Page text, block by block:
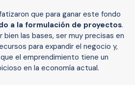
que para ganar este fondo
a la formulación de proyectos.
bien las bases, ser muy precisas en
para expandir el negocio y,
el emprendimiento tiene un
en la economía actual.